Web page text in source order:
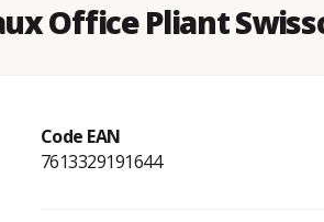
Office Pliant
Code EAN
7613329191644